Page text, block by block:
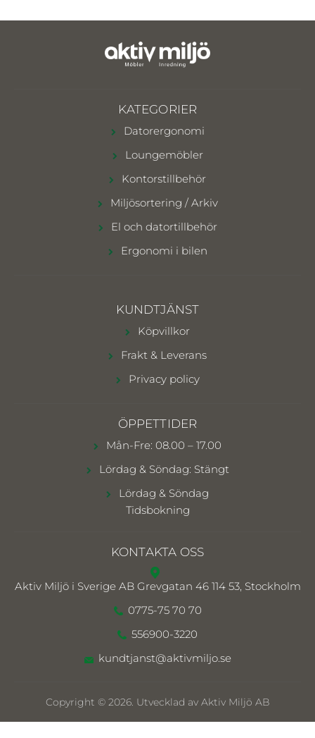
KATEGORIER
Datorergonomi
Loungemöbler
Kontorstillbehör
Miljösortering / Arkiv
El och datortillbehör
Ergonomi i bilen
KUNDTJÄNST
Köpvillkor
Frakt & Leverans
Privacy policy
ÖPPETTIDER
Mån-Fre: 08.00 – 17.00
Lördag & Söndag: Stängt
Lördag & Söndag
Tidsbokning
KONTAKTA OSS
Aktiv Miljö i Sverige AB Grevgatan 46 114 53, Stockholm
0775-75 70 70
556900-3220
kundtjanst@aktivmiljo.se
Copyright © 2026. Utvecklad av Aktiv Miljö AB